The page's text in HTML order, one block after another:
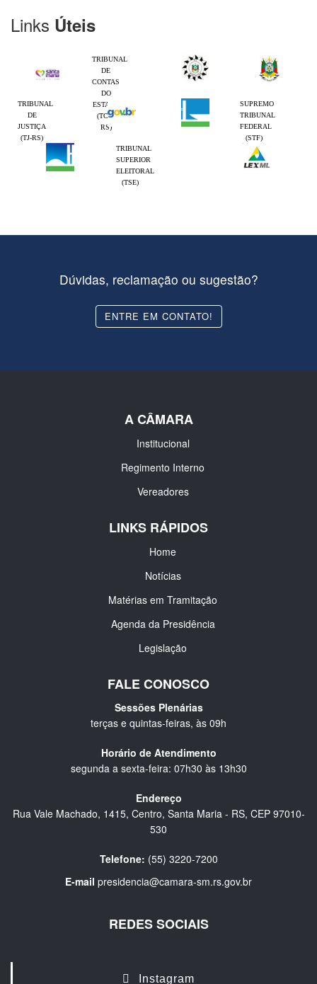
Links Úteis
TRIBUNAL
DE
CONTAS
DO
ESTADO
(TCE-
RS)
TRIBUNAL
DE
JUSTIÇA
(TJ-RS)
SUPREMO
TRIBUNAL
FEDERAL
(STF)
TRIBUNAL
SUPERIOR
ELEITORAL
(TSE)
Dúvidas, reclamação ou sugestão?
ENTRE EM CONTATO!
A CÂMARA
Institucional
Regimento Interno
Vereadores
LINKS RÁPIDOS
Home
Notícias
Matérias em Tramitação
Agenda da Presidência
Legislação
FALE CONOSCO
Sessões Plenárias
terças e quintas-feiras, às 09h
Horário de Atendimento
segunda a sexta-feira: 07h30 às 13h30
Endereço
Rua Vale Machado, 1415, Centro, Santa Maria - RS, CEP 97010-
530
Telefone: (55) 3220-7200
E-mail presidencia@camara-sm.rs.gov.br
REDES SOCIAIS
Instagram